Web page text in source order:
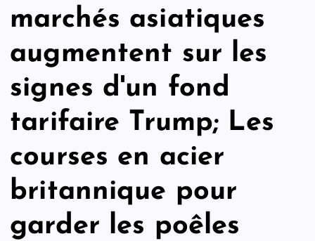
marchés asiatiques
augmentent sur les
signes d'un fond
tarifaire Trump; Les
courses en acier
britannique pour
garder les poêles